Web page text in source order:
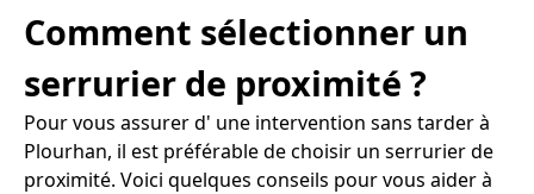
Comment sélectionner un
serrurier de proximité ?
Pour vous assurer d' une intervention sans tarder à
Plourhan, il est préférable de choisir un serrurier de
proximité. Voici quelques conseils pour vous aider à